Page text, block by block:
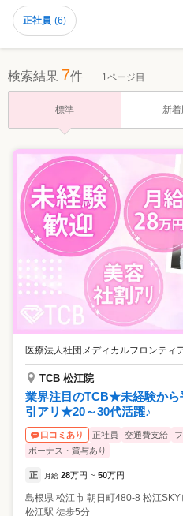
正社員 (6)
検索結果 7件 1ページ目
標準 新
医療法人社団メディカルフロンティ
TCB 松江院
業界注目のTCB★未経験か
引アリ★20～30代活躍♪
口コミあり 正社員 交通費支給
ボーナス・賞与あり
正 月給 28万円 ~ 50万円
島根県 松江市 朝日町480-8 松江SKY
松江駅 徒歩5分